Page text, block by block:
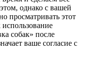
однако с вашей
просматривать этот
собак» после
ваше согласие с